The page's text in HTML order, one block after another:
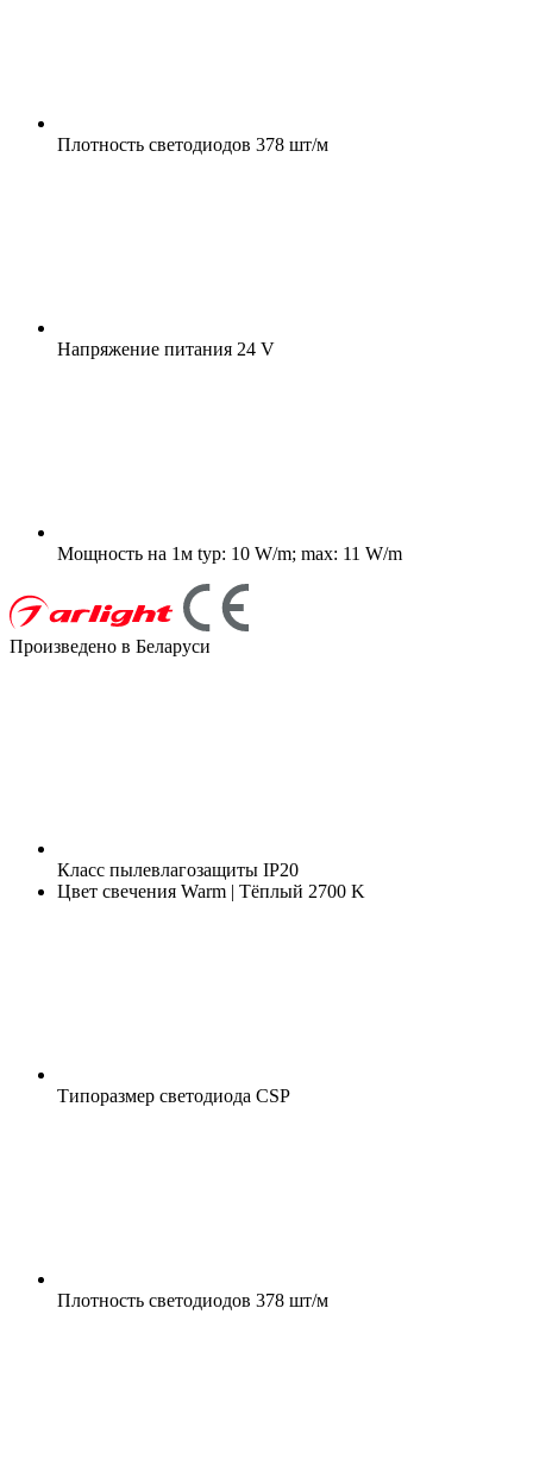
Плотность светодиодов 378 шт/м
Напряжение питания 24 V
Мощность на 1м typ: 10 W/m; max: 11 W/m
Произведено в Беларуси
Класс пылевлагозащиты IP20
Цвет свечения Warm | Тёплый 2700 K
Типоразмер светодиода CSP
Плотность светодиодов 378 шт/м